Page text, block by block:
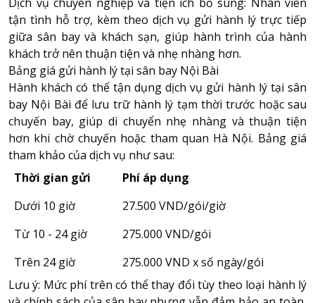
tận tình hỗ trợ, kèm theo dịch vụ gửi hành lý trực tiếp
giữa sân bay và khách sạn, giúp hành trình của hành
khách trở nên thuận tiện và nhẹ nhàng hơn.
Bảng giá gửi hành lý tại sân bay Nội Bài
Hành khách có thể tận dụng dịch vụ gửi hành lý tại sân
bay Nội Bài để lưu trữ hành lý tạm thời trước hoặc sau
chuyến bay, giúp di chuyển nhẹ nhàng và thuận tiện
hơn khi chờ chuyến hoặc tham quan Hà Nội. Bảng giá
tham khảo của dịch vụ như sau:
Thời gian gửi
Phí áp dụng
Dưới 10 giờ
27.500 VND/gói/giờ
Từ 10 - 24 giờ
275.000 VND/gói
Trên 24 giờ
275.000 VND x số ngày/gói
Lưu ý: Mức phí trên có thể thay đổi tùy theo loại hành lý